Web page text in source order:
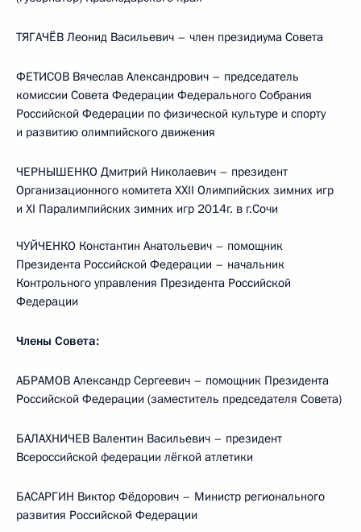
ТЯГАЧЁВ Леонид Васильевич – член президиума Совета
ФЕТИСОВ Вячеслав Александрович – председатель
комиссии Совета Федерации Федерального Собрания
Российской Федерации по физической культуре и спорту
и развитию олимпийского движения
ЧЕРНЫШЕНКО Дмитрий Николаевич – президент
Организационного комитета XXII Олимпийских зимних игр
и XI Паралимпийских зимних игр 2014г. в г.Сочи
ЧУЙЧЕНКО Константин Анатольевич – помощник
Президента Российской Федерации – начальник
Контрольного управления Президента Российской
Федерации
Члены Совета:
АБРАМОВ Александр Сергеевич – помощник Президента
Российской Федерации (заместитель председателя Совета)
БАЛАХНИЧЕВ Валентин Васильевич – президент
Всероссийской федерации лёгкой атлетики
БАСАРГИН Виктор Фёдорович – Министр регионального
развития Российской Федерации